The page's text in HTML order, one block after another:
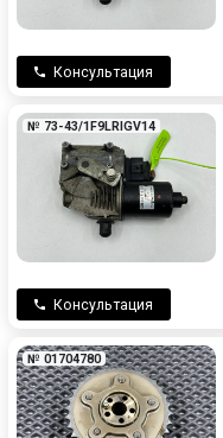
Консультация
№ 73-43/1F9LRIGV14
Консультация
№ 01704780